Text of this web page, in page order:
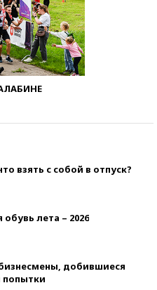
взять с собой в отпуск?
лета – 2026
добившиеся
попытки